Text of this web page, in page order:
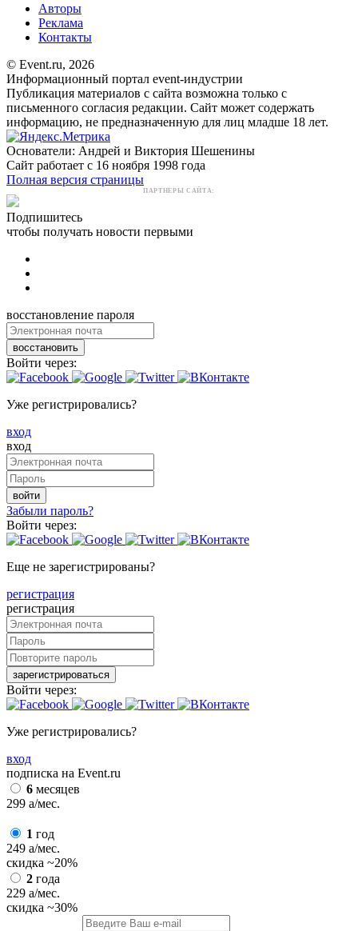
Авторы
Реклама
Контакты
© Event.ru, 2026
Информационный портал event-индустрии
Публикация материалов с сайта возможна только с
письменного согласия редакции. Сайт может содержать
информацию, не предназначенную для лиц младше 18 лет.
Основатели: Андрей и Виктория Шешенины
Сайт работает с 16 ноября 1998 года
Полная версия страницы
ПАРТНЕРЫ САЙТА:
Подпишитесь
чтобы получать новости первыми
восстановление пароля
восстановить
Войти через:
Уже регистрировались?
вход
вход
войти
Забыли пароль?
Войти через:
Еще не зарегистрированы?
регистрация
регистрация
зарегистрироваться
Войти через:
Уже регистрировались?
вход
подписка на Event.ru
6 месяцев
299 a/мес.
1 год
249 a/мес.
скидка ~20%
2 года
229 a/мес.
скидка ~30%